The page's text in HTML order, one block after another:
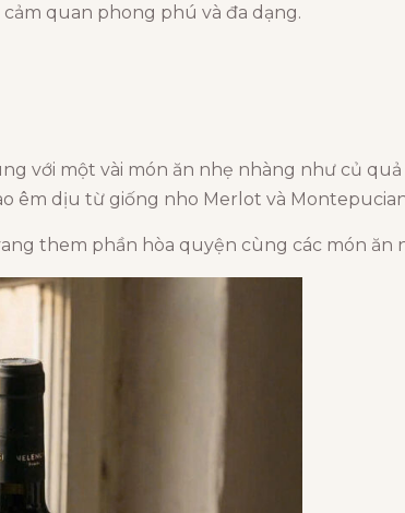
quan phong phú và đa dạng.
với một vài món ăn nhẹ nhàng như củ
êm dịu từ giống nho Merlot và
them phần hòa quyện cùng các món ăn